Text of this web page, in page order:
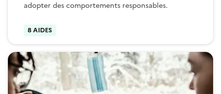
adopter des comportements responsables.
8 AIDES